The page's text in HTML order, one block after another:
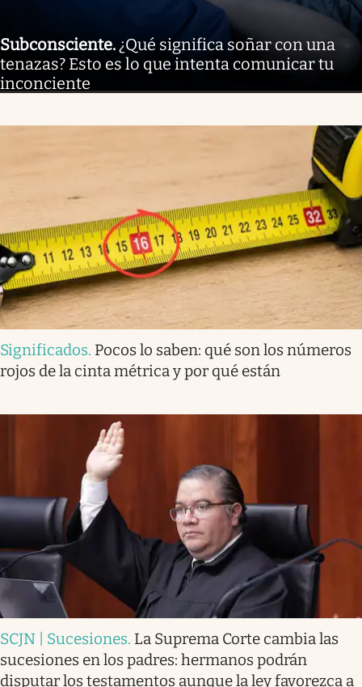
Subconsciente. ¿Qué significa soñar con una
tenazas? Esto es lo que intenta comunicar tu
inconciente
Significados. Pocos lo saben: qué son los números
rojos de la cinta métrica y por qué están
SCJN | Sucesiones. La Suprema Corte cambia las
sucesiones en los padres: hermanos podrán
disputar los testamentos aunque la ley favorezca a